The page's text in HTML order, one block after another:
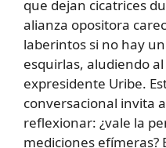
que dejan cicatrices
alianza opositora
laberintos si no hay un
esquirlas, aludiendo
expresidente Uribe.
conversacional invita
reflexionar: ¿vale la
mediciones efímeras?